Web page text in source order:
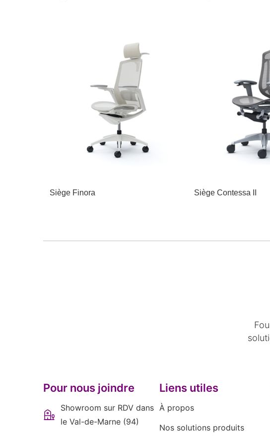
Siège Finora Siège Contessa II
Pour nous joindre
Showroom sur RDV dans
le Val-de-Marne (94)
Liens utiles
À propos
Nos solutions produits